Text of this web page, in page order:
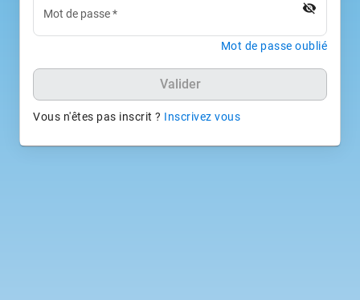
Mot de passe* visibility_off
Mot de passe oublié
Valider
Vous n'êtes pas inscrit ? Inscrivez vous